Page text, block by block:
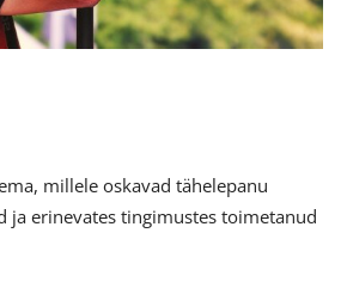
millele oskavad tähelepanu
ja erinevates tingimustes toimetanud